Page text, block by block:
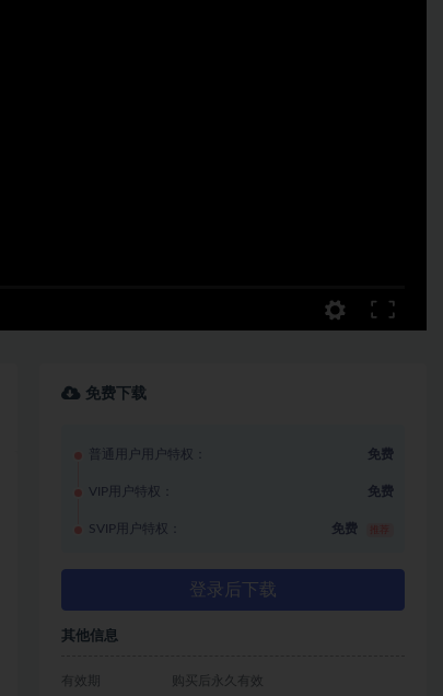
免费下载
普通用户用户特权： 免费
VIP用户特权： 免费
SVIP用户特权： 免费
登录后下载
其他信息
有效期 购买后永久有效